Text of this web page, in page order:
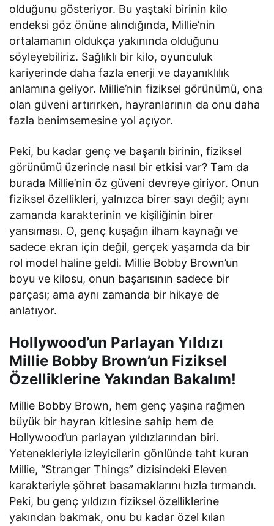
olduğunu gösteriyor. Bu yaştaki birinin kilo
endeksi göz önüne alındığında, Millie’nin
ortalamanın oldukça yakınında olduğunu
söyleyebiliriz. Sağlıklı bir kilo, oyunculuk
kariyerinde daha fazla enerji ve dayanıklılık
anlamına geliyor. Millie’nin fiziksel görünümü, ona
olan güveni artırırken, hayranlarının da onu daha
fazla benimsemesine yol açıyor.
Peki, bu kadar genç ve başarılı birinin, fiziksel
görünümü üzerinde nasıl bir etkisi var? Tam da
burada Millie’nin öz güveni devreye giriyor. Onun
fiziksel özellikleri, yalnızca birer sayı değil; aynı
zamanda karakterinin ve kişiliğinin birer
yansıması. O, genç kuşağın ilham kaynağı ve
sadece ekran için değil, gerçek yaşamda da bir
rol model haline geldi. Millie Bobby Brown’un
boyu ve kilosu, onun başarısının sadece bir
parçası; ama aynı zamanda bir hikaye de
anlatıyor.
Hollywood’un Parlayan Yıldızı
Millie Bobby Brown’un Fiziksel
Özelliklerine Yakından Bakalım!
Millie Bobby Brown, hem genç yaşına rağmen
büyük bir hayran kitlesine sahip hem de
Hollywood’un parlayan yıldızlarından biri.
Yetenekleriyle izleyicilerin gönlünde taht kuran
Millie, “Stranger Things” dizisindeki Eleven
karakteriyle şöhret basamaklarını hızla tırmandı.
Peki, bu genç yıldızın fiziksel özelliklerine
yakından bakmak, onu bu kadar özel kılan